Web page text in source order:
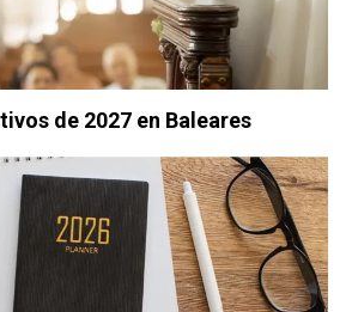
de 2027 en Baleares